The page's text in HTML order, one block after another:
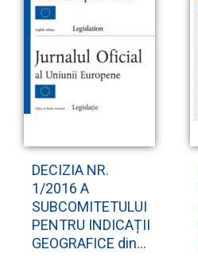
DECIZIA NR.
1/2016 A
SUBCOMITETULUI
PENTRU INDICAȚII
GEOGRAFICE din...